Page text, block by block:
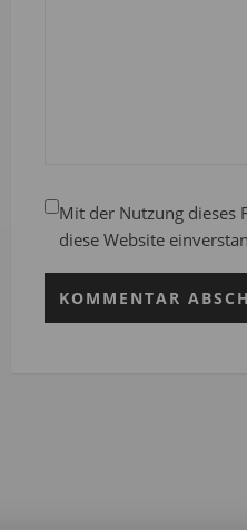
Mit der Nutzung dieses
diese Website